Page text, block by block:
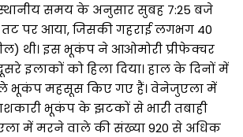
समय के अनुसार सुबह 7:25 बजे
तट पर आया, जिसकी गहराई लगभग 40
थी। इस भूकंप ने आओमोरी प्रीफेक्चर
इलाकों को हिला दिया। हाल के दिनों में
भूकंप महसूस किए गए हैं। वेनेजुएला में
भूकंप के झटकों से भारी तबाही
में मरने वाले की संख्या 920 से अधिक